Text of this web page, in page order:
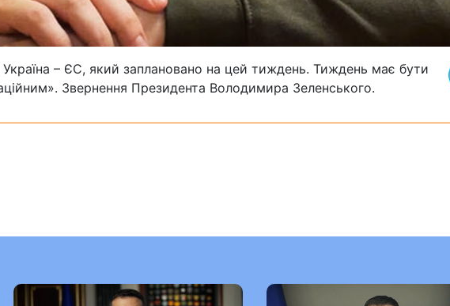
Україна – ЄС, який заплановано на цей тиждень. Тиждень має бути
Звернення Президента Володимира Зеленського.